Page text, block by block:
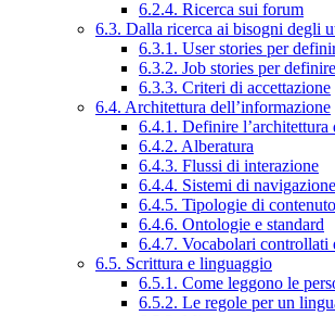
6.2.4. Ricerca sui forum
6.3. Dalla ricerca ai bisogni degli
6.3.1. User stories per
6.3.2. Job stories per
6.3.3. Criteri di accettazione
6.4. Architettura dell’informazione
6.4.1. Definire l’architettura
6.4.2. Alberatura
6.4.3. Flussi di interazione
6.4.4. Sistemi di navigazione
6.4.5. Tipologie di
6.4.6. Ontologie e standard
6.4.7. Vocabolari controllati
6.5. Scrittura e linguaggio
6.5.1. Come leggono le
6.5.2. Le regole per un